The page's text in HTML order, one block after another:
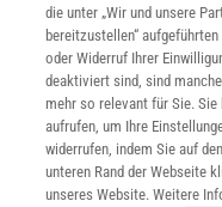
Für Sie im
die unter „Wir und unsere
bereitzustellen“
oder Widerruf Ihrer
deaktiviert sind, sind
mehr so relevant für Sie.
aufrufen, um Ihre
widerrufen, indem Sie auf
unteren Rand der Webseite
unseres Website. Weitere